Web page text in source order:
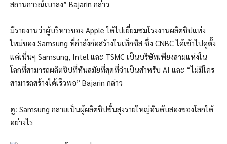
สถานการณ์เบาลง” Bajarin กล่าว
มีรายงานว่าผู้บริหารของ Apple ได้ไปเยี่ยมชมโรงงานผลิตชิปแห่ง
ใหม่ของ Samsung ที่กำลังก่อสร้างในเท็กซัส ซึ่ง CNBC ได้เข้าไปดูตั้ง
แต่เนิ่นๆ Samsung, Intel และ TSMC เป็นบริษัทเพียงสามแห่งใน
โลกที่สามารถผลิตชิปที่ทันสมัยที่สุดที่จำเป็นสำหรับ AI และ “ไม่มีใคร
สามารถสร้างได้เร็วพอ” Bajarin กล่าว
ดู: Samsung กลายเป็นผู้ผลิตชิปขั้นสูงรายใหญ่อันดับสองของโลกได้
อย่างไร